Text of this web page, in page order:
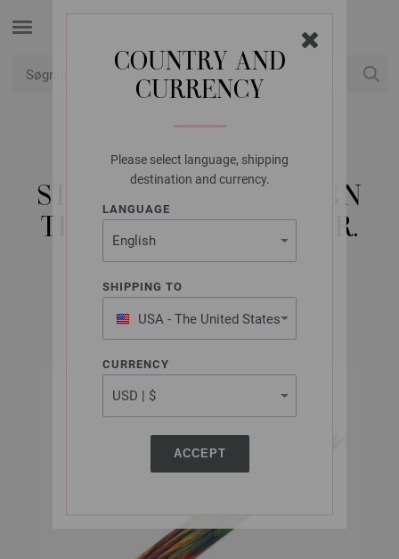
COUNTRY AND
CURRENCY
Please select language, shipping
destination and currency.
LANGUAGE
SHIPPING TO
USA - The United States
of America
CURRENCY
ACCEPT
LANA GROSSA
STRØMPEPINDE DESIGN
TRÆ MULTICOLOR STR.
6,0/20CM